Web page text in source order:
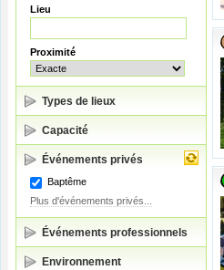
Lieu
Proximité
Types de lieux
Capacité
Événements privés
Baptême
Plus d'événements privés...
Événements professionnels
Environnement